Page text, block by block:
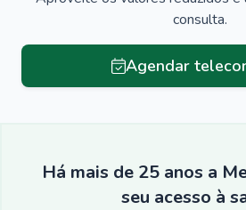
consulta.
Agendar
Há mais de 25 anos a
seu acesso à